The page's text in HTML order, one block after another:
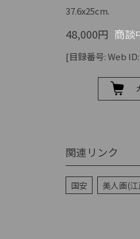
37.6x25cm.
48,000円 商談
[目録番号: Web
関連リンク
国安 美人画(